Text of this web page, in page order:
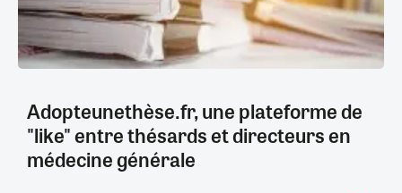
Adopteunethèse.fr, une plateforme de
"like" entre thésards et directeurs en
médecine générale